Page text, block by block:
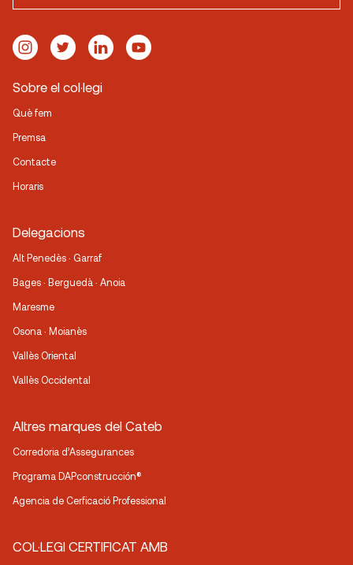
Sobre el col·legi
Què fem
Premsa
Contacte
Horaris
Delegacions
Alt Penedès · Garraf
Bages · Berguedà · Anoia
Maresme
Osona · Moianès
Vallès Oriental
Vallès Occidental
Altres marques del Cateb
Corredoria d’Assegurances
Programa DAPconstrucción®
Agencia de Cerficació Professional
COL·LEGI CERTIFICAT AMB